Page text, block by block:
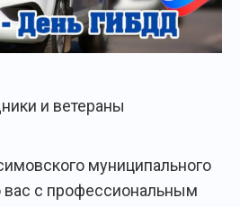
и ветераны
муниципального
вас с профессиональным